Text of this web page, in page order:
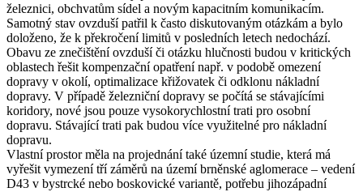
železnici, obchvatům sídel a novým kapacitním komunikacím.
Samotný stav ovzduší patřil k často diskutovaným otázkám a bylo
doloženo, že k překročení limitů v posledních letech nedochází.
Obavu ze znečištění ovzduší či otázku hlučnosti budou v kritických
oblastech řešit kompenzační opatření např. v podobě omezení
dopravy v okolí, optimalizace křižovatek či odklonu nákladní
dopravy. V případě železniční dopravy se počítá se stávajícími
koridory, nové jsou pouze vysokorychlostní trati pro osobní
dopravu. Stávající trati pak budou více využitelné pro nákladní
dopravu.
Vlastní prostor měla na projednání také územní studie, která má
vyřešit vymezení tří záměrů na území brněnské aglomerace – vedení
D43 v bystrcké nebo boskovické variantě, potřebu jihozápadní